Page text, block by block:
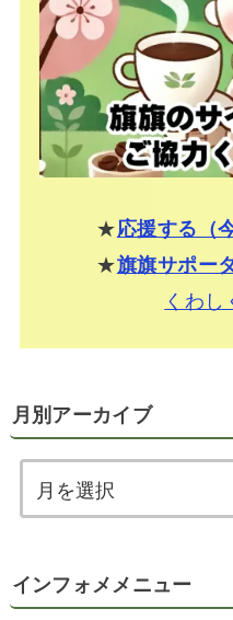
★応援する（
★旗旗サポー
くわし
月別アーカイブ
インフォメメニュー